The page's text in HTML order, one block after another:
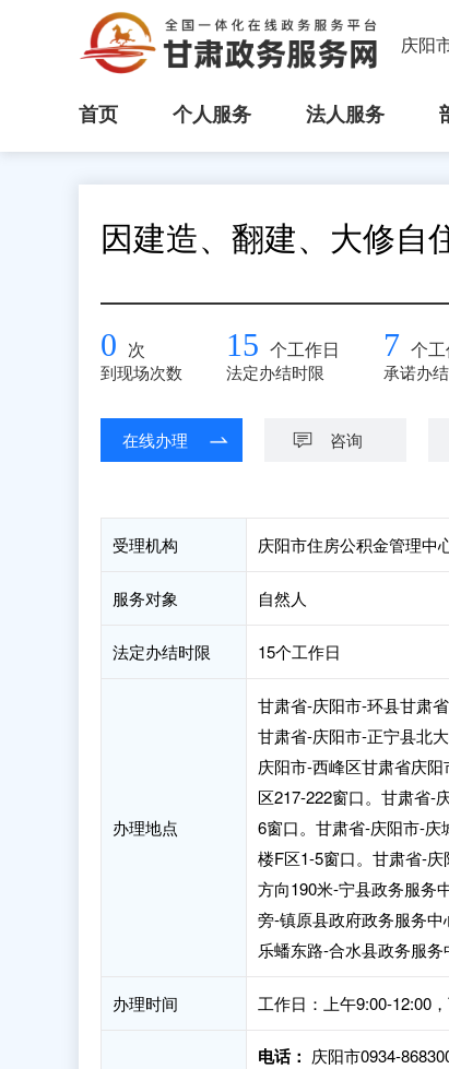
庆阳
首页 个人服务 法人服务
因建造、翻建、大修自
0 次
到现场次数
15 个工作日
法定办结时限
7 个工
承诺办
在线办理 咨询
受理机构 庆阳市住房公积金管理中
服务对象 自然人
法定办结时限 15个工作日
办理地点
甘肃省-庆阳市-环县甘肃
甘肃省-庆阳市-正宁县北
庆阳市-西峰区甘肃省庆
区217-222窗口。甘肃省-
6窗口。甘肃省-庆阳市-庆
楼F区1-5窗口。甘肃省-
方向190米-宁县政务服务
旁-镇原县政府政务服务
乐蟠东路-合水县政务服务
办理时间 工作日：上午9:00-12:00
电话： 庆阳市0934-